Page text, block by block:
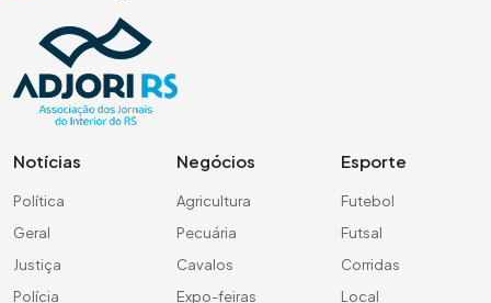
Notícias
Política
Geral
Justiça
Polícia
Negócios
Agricultura
Pecuária
Cavalos
Expo-feiras
Esporte
Futebol
Futsal
Corridas
Local